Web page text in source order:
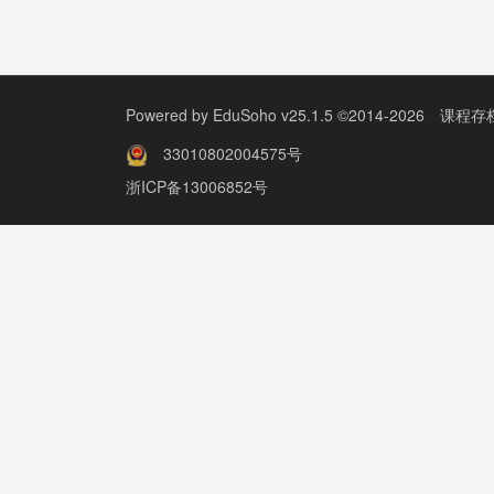
Powered by EduSoho v25.1.5 ©2014-2026
课程存
33010802004575号
浙ICP备13006852号